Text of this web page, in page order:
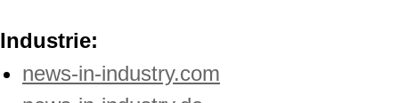
Industrie:
news-in-industry.com